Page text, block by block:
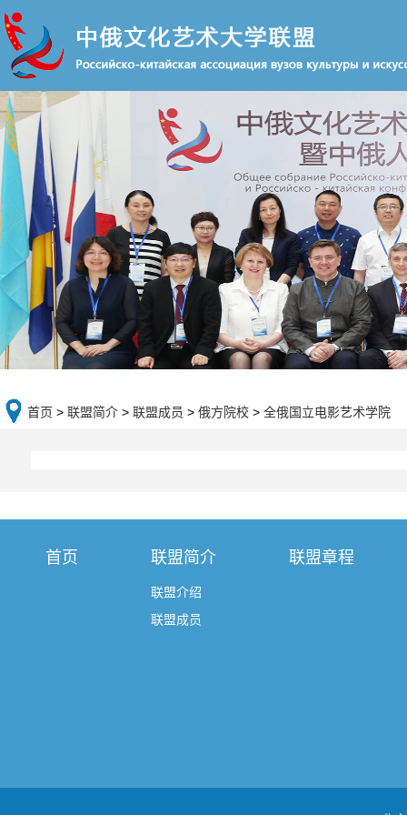
首页 > 联盟简介 > 联盟成员 > 俄方院校 > 全俄国立电影艺术学院
首页 联盟简介
联盟介绍
联盟成员
联盟章程